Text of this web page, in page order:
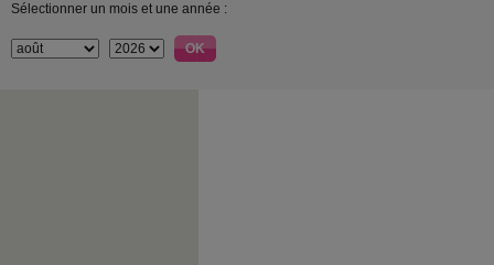
Sélectionner un mois et une année :